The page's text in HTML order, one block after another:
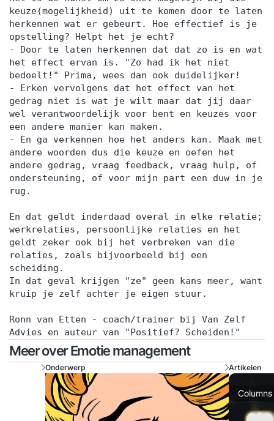
keuze(mogelijkheid) uit te komen door te laten
herkennen wat er gebeurt. Hoe effectief is je
opstelling? Helpt het je echt?
- Door te laten herkennen dat dat zo is en wat
het effect ervan is. "Zo had ik het niet
bedoelt!" Prima, wees dan ook duidelijker!
- Erken vervolgens dat het effect van het
gedrag niet is wat je wilt maar dat jij daar
wel verantwoordelijk voor bent en keuzes voor
een andere manier kan maken.
- En ga verkennen hoe het anders kan. Maak met
andere woorden dus die keuze en oefen het
andere gedrag, vraag feedback, vraag hulp, of
ondersteuning, of voor mijn part een duw in je
rug.
En dat geldt inderdaad overal in elke relatie;
werkrelaties, persoonlijke relaties en het
geldt zeker ook bij het verbreken van die
relaties, zoals bijvoorbeeld bij een
scheiding.
In dat geval krijgen "ze" geen kans meer, want
kruip je zelf achter je eigen stuur.
Ronn van Etten - coach/trainer bij Van Zelf
Advies en auteur van "Positief? Scheiden!"
Meer over Emotie management
Onderwerp Artikelen
Columns